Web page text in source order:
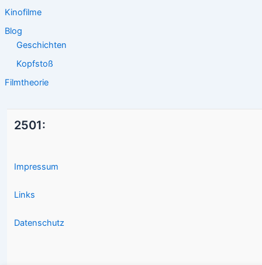
Kinofilme
Blog
Geschichten
Kopfstoß
Filmtheorie
2501:
Impressum
Links
Datenschutz